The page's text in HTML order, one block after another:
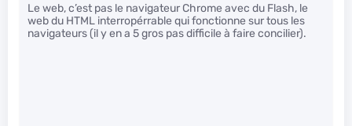
Le web, c’est pas le navigateur Chrome avec du Flash, le
web du HTML interropérrable qui fonctionne sur tous les
navigateurs (il y en a 5 gros pas difficile à faire concilier).